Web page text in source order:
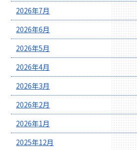
2026年7月
2026年6月
2026年5月
2026年4月
2026年3月
2026年2月
2026年1月
2025年12月